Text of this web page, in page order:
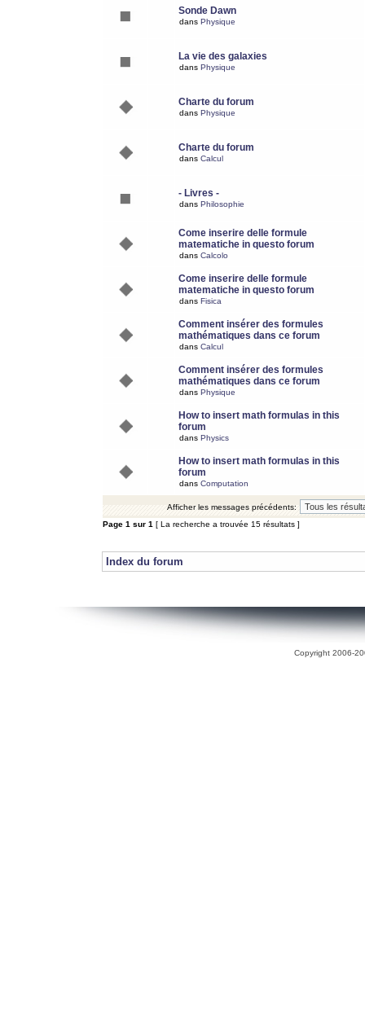
Sonde Dawn
dans Physique
La vie des galaxies
dans Physique
Charte du forum
dans Physique
Charte du forum
dans Calcul
- Livres -
dans Philosophie
Come inserire delle formule
matematiche in questo forum
dans Calcolo
Come inserire delle formule
matematiche in questo forum
dans Fisica
Comment insérer des formules
mathématiques dans ce forum
dans Calcul
Comment insérer des formules
mathématiques dans ce forum
dans Physique
How to insert math formulas in this
forum
dans Physics
How to insert math formulas in this
forum
dans Computation
Afficher les messages précédents:
Page 1 sur 1 [ La recherche a trouvée 15 résultats ]
Index du forum
Copyright 2006-